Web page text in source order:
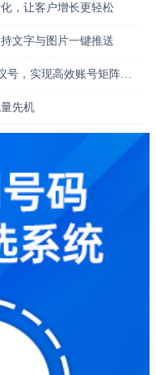
，让客户增长更轻松
文字与图片一键推送
，实现高效账号矩阵管理
先机